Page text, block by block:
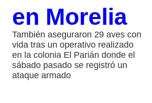
en Morelia
También aseguraron 29 aves con
vida tras un operativo realizado
en la colonia El Parián donde el
sábado pasado se registró un
ataque armado